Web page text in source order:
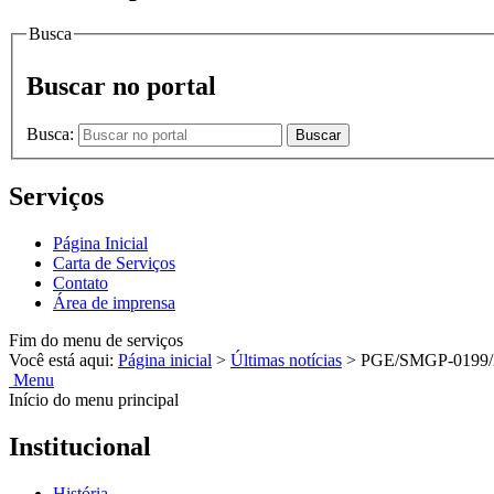
Busca
Buscar no portal
Busca: Buscar
Serviços
Página Inicial
Carta de Serviços
Contato
Área de imprensa
Fim do menu de serviços
Você está aqui: Página inicial > Últimas notícias > PGE/SMGP-
Menu
Início do menu principal
Institucional